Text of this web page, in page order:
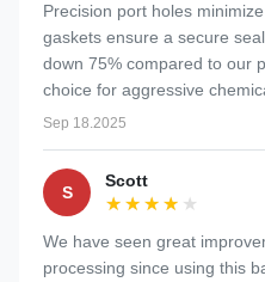
Precision port holes
gaskets ensure a secure
down 75% compared to our
choice for aggressive
Sep 18.2025
S
Scott
★★★★★
★★★★★
We have seen great
processing since using this